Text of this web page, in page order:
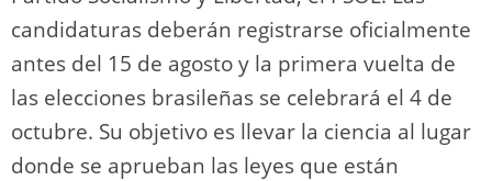
candidaturas deberán registrarse oficialmente
antes del 15 de agosto y la primera vuelta de
las elecciones brasileñas se celebrará el 4 de
octubre. Su objetivo es llevar la ciencia al lugar
donde se aprueban las leyes que están